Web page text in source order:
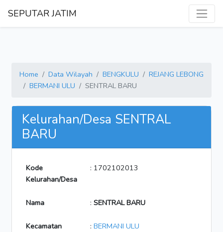
SEPUTAR JATIM
Home Data Wilayah BENGKULU
REJANG LEBONG
BERMANI ULU
SENTRAL BARU
Kelurahan/Desa SENTRAL
BARU
Kode
Kelurahan/Desa
: 1702102013
Nama : SENTRAL BARU
Kecamatan : BERMANI ULU